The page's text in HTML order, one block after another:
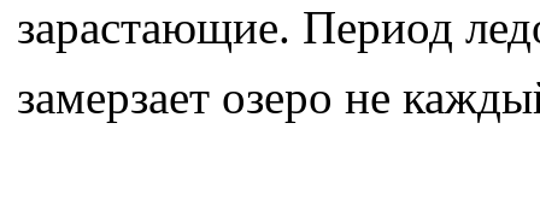
зарастающие. Период
замерзает озеро не